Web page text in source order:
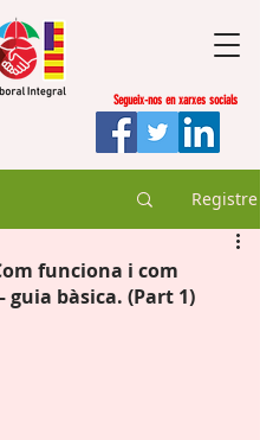
Segueix-nos en xarxes socials
Registre
funciona i com
guia bàsica. (Part 1)